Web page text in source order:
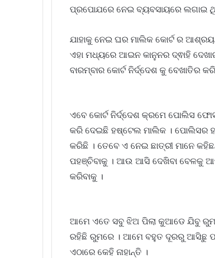
ପ୍ରପୋଯରେ ନେଇ ବ୍ୟବସାୟରେ ଲଗାଇ
ଯାହାକୁ ନେଇ ଘର ମାଲିକ କୋର୍ଟ ର
ଏହା ମଧ୍ୟରେ ଆଇନ କାନୁନର ଦ୍ଵାହି
ବାରମ୍ବାର କୋର୍ଟ ନିର୍ଦ୍ଦେଶ କୁ ବେଖାତିର
ଏବେ କୋର୍ଟ ନିର୍ଦ୍ଦେଶ କ୍ରମେ ପୋଲିସ
କରି ଦେଇଛି ହଷ୍ଟେଲ ମାଲିକ । ପୋଲିସର
କରିଛି । ତେବେ ଏ ନେଇ ଛାତ୍ରୀ ମାନେ
ପହଞ୍ଚିବାକୁ । ଆଉ ଆସି ଦେଖିବା ବେଳକୁ
କରିବାକୁ ।
ଆମେ ଏତେ ସବୁ ଝିଅ ପିଲା କୁଆଡେ ଯିବୁ
ରହିଛି ରୁମରେ । ଆମେ ବହୁତ ଦୂରରୁ ଆସିଛୁ
ଏଠାରେ କେହି ନାହାନ୍ତି ।